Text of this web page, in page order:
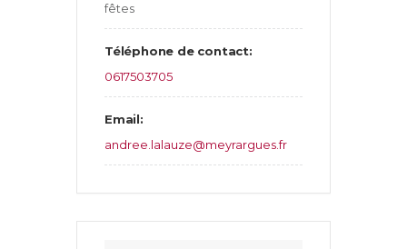
fêtes
Téléphone de contact:
0617503705
Email:
andree.lalauze@meyrargues.fr